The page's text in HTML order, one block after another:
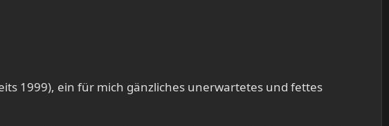
1999), ein für mich gänzliches unerwartetes und fettes